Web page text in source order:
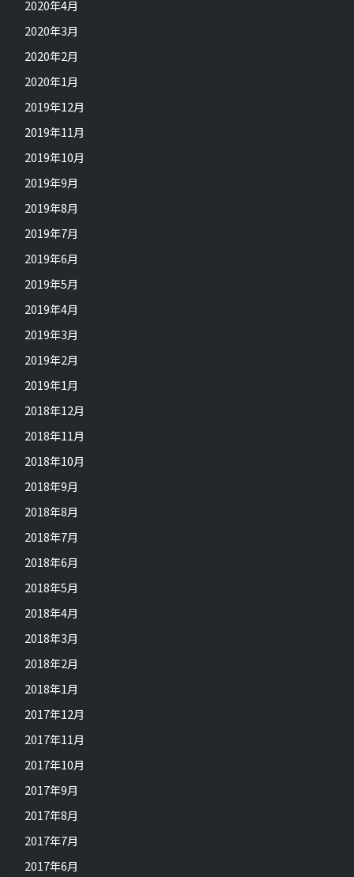
2020年4月
2020年3月
2020年2月
2020年1月
2019年12月
2019年11月
2019年10月
2019年9月
2019年8月
2019年7月
2019年6月
2019年5月
2019年4月
2019年3月
2019年2月
2019年1月
2018年12月
2018年11月
2018年10月
2018年9月
2018年8月
2018年7月
2018年6月
2018年5月
2018年4月
2018年3月
2018年2月
2018年1月
2017年12月
2017年11月
2017年10月
2017年9月
2017年8月
2017年7月
2017年6月